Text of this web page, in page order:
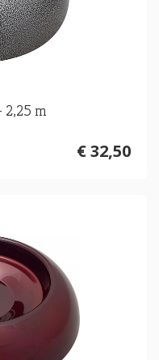
2,25 m
€ 32,50